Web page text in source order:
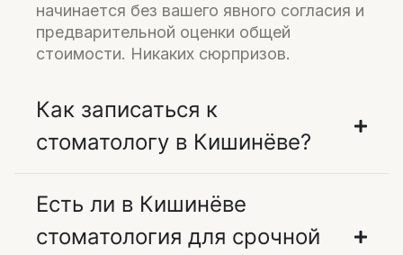
начинается без вашего явного согласия и
предварительной оценки общей
стоимости. Никаких сюрпризов.
Как записаться к
стоматологу в Кишинёве?
Есть ли в Кишинёве
стоматология для срочной